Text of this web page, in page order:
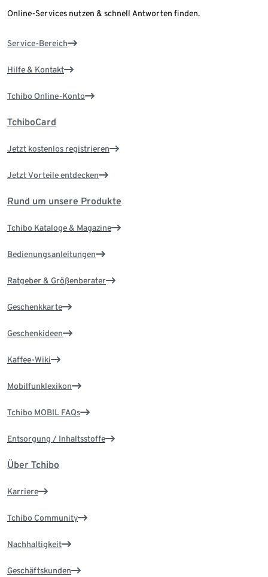
Online-Services nutzen & schnell Antworten finden.
Service-Bereich
Hilfe & Kontakt
Tchibo Online-Konto
TchiboCard
Jetzt kostenlos registrieren
Jetzt Vorteile entdecken
Rund um unsere Produkte
Tchibo Kataloge & Magazine
Bedienungsanleitungen
Ratgeber & Größenberater
Geschenkkarte
Geschenkideen
Kaffee-Wiki
Mobilfunklexikon
Tchibo MOBIL FAQs
Entsorgung / Inhaltsstoffe
Über Tchibo
Karriere
Tchibo Community
Nachhaltigkeit
Geschäftskunden